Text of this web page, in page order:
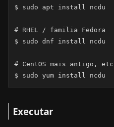
$ sudo apt install ncdu
# RHEL / familia Fedora
$ sudo dnf install ncdu
# CentOS mais antigo,
$ sudo yum install ncdu
Executar